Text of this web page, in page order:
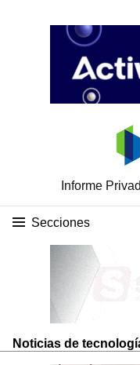
Informe
Secciones
Noticias de